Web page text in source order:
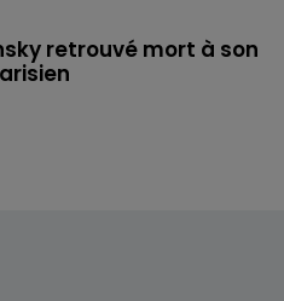
retrouvé mort à son